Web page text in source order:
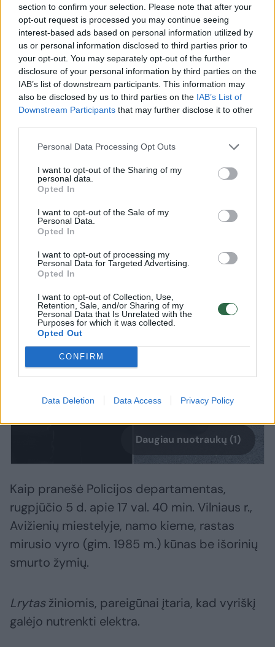
section to confirm your selection. Please note that after your
opt-out request is processed you may continue seeing
interest-based ads based on personal information utilized by
us or personal information disclosed to third parties prior to
your opt-out. You may separately opt-out of the further
disclosure of your personal information by third parties on the
IAB’s list of downstream participants. This information may
also be disclosed by us to third parties on the IAB’s List of
Downstream Participants that may further disclose it to other
Personal Data Processing Opt Outs
I want to opt-out of the Sharing of my
personal data.
Opted In
I want to opt-out of the Sale of my
Personal Data.
Opted In
I want to opt-out of processing my
Personal Data for Targeted Advertising.
Opted In
I want to opt-out of Collection, Use,
Retention, Sale, and/or Sharing of my
Personal Data that Is Unrelated with the
Purposes for which it was collected.
Opted Out
CONFIRM
Data Deletion Data Access Privacy Policy
Greta Vilniaus elektra nutrenkė
vyrą – greitosios medikai bandė
gaivinti, tačiau padėti niekas
nebegalėjo
2026 m. rugpjūčio 6 d. 06:29
Lrytas.lt
Vilniaus policijos pareigūnai aiškinasi
aplinkybes nelaimės, kuomet elektra
galėjo nutrenkti 41 metų vyrą. Greitosios
pagalbos medikai vyriškį dar bandė
gaivinti, tačiau jam padėti jau niekas
nebegalėjo.
Daugiau nuotraukų (1)
Kaip pranešė Policijos departamentas,
rugpjūčio 5 d. apie 17 val. 40 min. Vilniaus r.,
Avižienių miestelyje, namo kieme, rastas
mirusio vyro (gim. 1985 m.) kūnas be išorinių
smurto žymių.
Lrytasžiniomis, pareigūnai įtaria, kad vyriškį
galėjo nutrenkti elektra.